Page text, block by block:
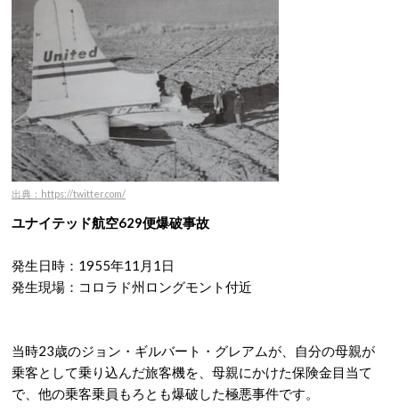
出典：https://twitter.com/
ユナイテッド航空629便爆破事故
発生日時：1955年11月1日
発生現場：コロラド州ロングモント付近
当時23歳のジョン・ギルバート・グレアムが、自分の母親が
乗客として乗り込んだ旅客機を、母親にかけた保険金目当て
で、他の乗客乗員もろとも爆破した極悪事件です。